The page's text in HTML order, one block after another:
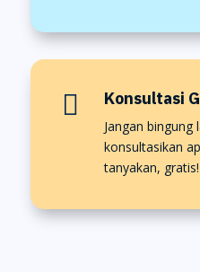
 Konsultasi
Jangan bingung
konsultasikan
tanyakan, gratis!